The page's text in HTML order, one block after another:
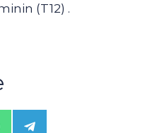
(T12) .